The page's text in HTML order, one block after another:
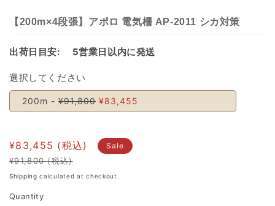
【200m×4段張】アポロ 電気柵 AP-2011 シカ対策
出荷日目安: 5営業日以内に発送
選択してください
200m - ¥91,800 ¥83,455
Regular
price
¥91,800
Sale
price
¥83,455 Sale
Shipping calculated at checkout.
Quantity